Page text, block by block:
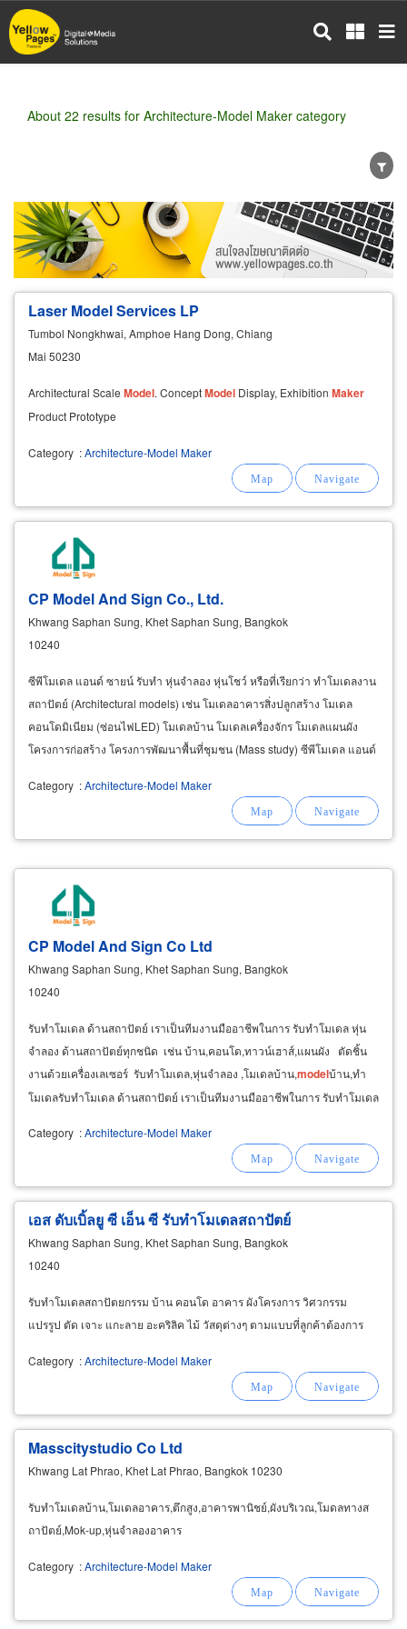
Skip
to
main
About 22 results for Architecture-Model Maker category
Wholesale Retail Manufacturer
Dealer
Exporter/Importer
Service Business
Laser Model Services LP
Tumbol Nongkhwai, Amphoe Hang Dong, Chiang
Mai 50230
Architectural Scale Model. ConceptModel Display, Exhibition Maker
Product Prototype
Category :Architecture-Model Maker
CP Model And Sign Co., Ltd.
Khwang Saphan Sung, Khet Saphan Sung, Bangkok
10240
ซีพีโมเดล แอนด์ ซายน์ รับทำ หุ่นจำลอง หุ่นโชว์ หรือที่เรียกว่า ทำโมเดลงาน
สถาปัตย์ (Architectural models) เช่น โมเดลอาคารสิ่งปลูกสร้าง โมเดล
คอนโดมิเนียม (ซ่อนไฟLED) โมเดลบ้าน โมเดลเครื่องจักร โมเดลแผนผัง
โครงการก่อสร้าง โครงการพัฒนาพื้นที่ชุมชน (Mass study) ซีพีโมเดล แอนด์
Category :Architecture-Model Maker
CP Model And Sign Co Ltd
Khwang Saphan Sung, Khet Saphan Sung, Bangkok
10240
รับทำโมเดล ด้านสถาปัตย์ เราเป็นทีมงานมืออาชีพในการ รับทำโมเดล หุ่น
จำลอง ด้านสถาปัตย์ทุกชนิด เช่น บ้าน,คอนโด,ทาวน์เฮาส์,แผนผัง ตัดชิ้น
งานด้วยเครื่องเลเซอร์ รับทำโมเดล,หุ่นจำลอง ,โมเดลบ้าน,modelบ้าน,ทำ
โมเดลรับทำโมเดล ด้านสถาปัตย์ เราเป็นทีมงานมืออาชีพในการ รับทำโมเดล
Category :Architecture-Model Maker
เอส ดับเบิ้ลยู ซี เอ็น ซี รับทำโมเดลสถาปัตย์
Khwang Saphan Sung, Khet Saphan Sung, Bangkok
10240
รับทำโมเดลสถาปัตยกรรม บ้าน คอนโด อาคาร ผังโครงการ วิศวกรรม
แปรรูป ตัด เจาะ แกะลาย อะคริลิค ไม้ วัสดุต่างๆ ตามแบบที่ลูกค้าต้องการ
Category :Architecture-Model Maker
Masscitystudio Co Ltd
Khwang Lat Phrao, Khet Lat Phrao, Bangkok 10230
รับทำโมเดลบ้าน,โมเดลอาคาร,ตึกสูง,อาคารพานิชย์,ผังบริเวณ,โมดลทางส
ถาปัตย์,Mok-up,หุ่นจำลองอาคาร
Category :Architecture-Model Maker